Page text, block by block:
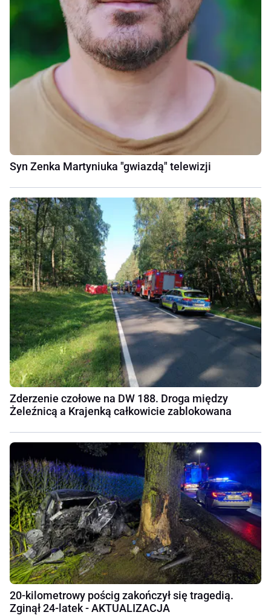
Syn Zenka Martyniuka "gwiazdą" telewizji
Zderzenie czołowe na DW 188. Droga między
Żeleźnicą a Krajenką całkowicie zablokowana
20-kilometrowy pościg zakończył się tragedią.
Zginął 24-latek - AKTUALIZACJA